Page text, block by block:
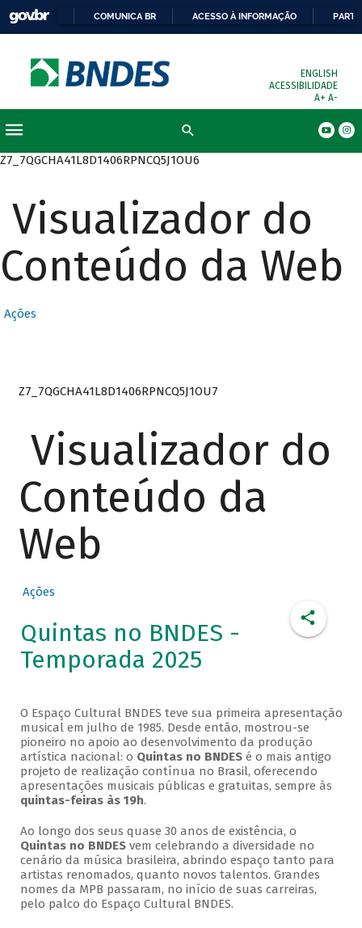
COMUNICA BR ACESSO À INFORMAÇÃO
ENGLISH
ACESSIBILIDADE
A+ A-
Z7_7QGCHA41L8D1406RPNCQ5J1OU6
Visualizador do
Conteúdo da Web
Ações
Z7_7QGCHA41L8D1406RPNCQ5J1OU7
Visualizador do
Conteúdo da
Web
Ações
Quintas no BNDES -
Temporada 2025
O Espaço Cultural BNDES teve sua primeira apresentação
musical em julho de 1985. Desde então, mostrou-se
pioneiro no apoio ao desenvolvimento da produção
artística nacional: o Quintas no BNDESé o mais antigo
projeto de realização contínua no Brasil, oferecendo
apresentações musicais públicas e gratuitas, sempre às
quintas-feiras às 19h.
Ao longo dos seus quase 30 anos de existência, o
Quintas no BNDESvem celebrando a diversidade no
cenário da música brasileira, abrindo espaço tanto para
artistas renomados, quanto novos talentos. Grandes
nomes da MPB passaram, no início de suas carreiras,
pelo palco do Espaço Cultural BNDES.